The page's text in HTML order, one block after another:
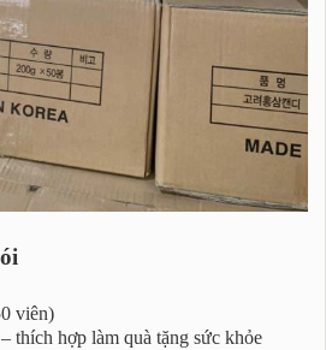
viên)
thích hợp làm quà tặng sức khỏe